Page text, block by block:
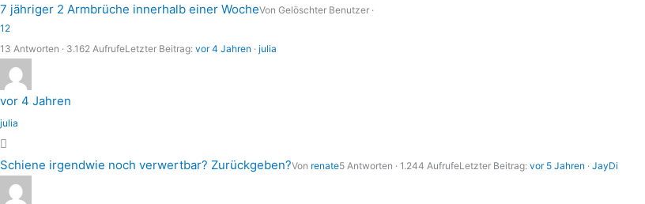
7 jähriger 2 Armbrüche innerhalb einer WocheVon Gelöschter Benutzer ·
1 2
13 Antworten · 3.162 AufrufeLetzter Beitrag: vor 4 Jahren · julia
vor 4 Jahren
julia
Schiene irgendwie noch verwertbar? Zurückgeben?Von renate5 Antworten · 1.244 AufrufeLetzter Beitrag: vor 5 Jahren · JayDi